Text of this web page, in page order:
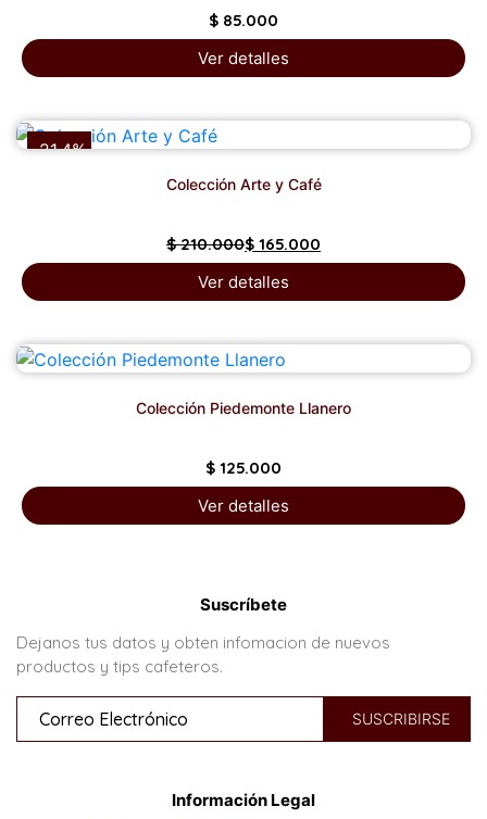
$ 85.000
Ver detalles
-21.4%
Colección Arte y Café
$210.000$ 165.000
Ver detalles
Colección Piedemonte Llanero
$ 125.000
Ver detalles
Información Legal
Suscríbete
Dejanos tus datos y obten infomacion de nuevos
productos y tips cafeteros.